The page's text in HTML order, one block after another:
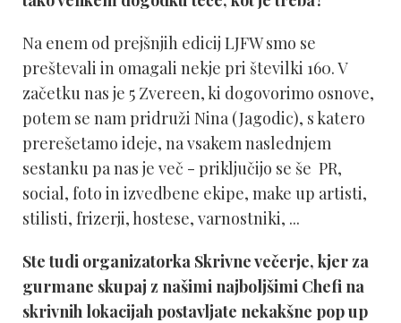
Na enem od prejšnjih edicij LJFW smo se
preštevali in omagali nekje pri številki 160. V
začetku nas je 5 Zvereen, ki dogovorimo osnove,
potem se nam pridruži Nina (Jagodic), s katero
prerešetamo ideje, na vsakem naslednjem
sestanku pa nas je več - priključijo se še PR,
social, foto in izvedbene ekipe, make up artisti,
stilisti, frizerji, hostese, varnostniki, ...
Ste tudi organizatorka Skrivne večerje, kjer za
gurmane skupaj z našimi najboljšimi Chefi na
skrivnih lokacijah postavljate nekakšne pop up